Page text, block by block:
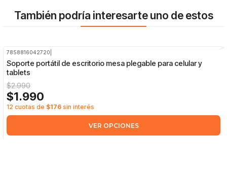
También podría interesarte uno de estos
7858816042720
Soporte portátil de escritorio mesa plegable para celular y
tablets
$2.990
$1.990
12 cuotas de $176 sin interés
VER OPCIONES